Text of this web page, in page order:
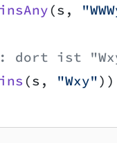
(s,
dort ist
(s, "Wxy"))